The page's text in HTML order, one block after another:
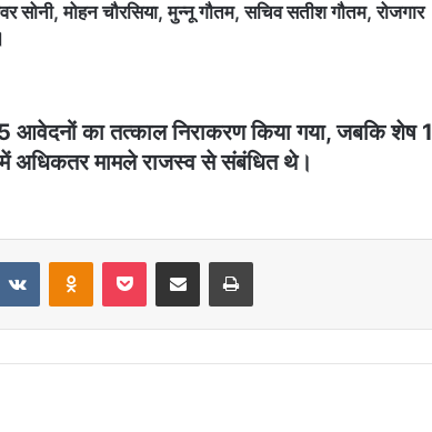
सोनी, मोहन चौरसिया, मुन्नू गौतम, सचिव सतीश गौतम, रोजगार
का तत्काल निराकरण किया गया, जबकि शेष 1
अधिकतर मामले राजस्व से संबंधित थे।